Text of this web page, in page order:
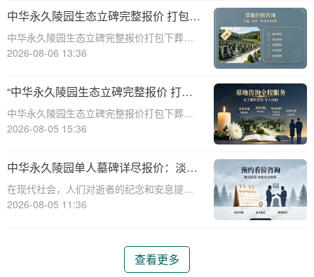
墓碑的完整报价，并解释淡季下单直降数千
元的优惠政策，帮助消费者做出明智的选
择。☎ 中华永
中华永久陵园生态立碑完整报价 打包下
葬服务同步享折扣详解
中华永久陵园生态立碑完整报价打包下葬服
务同步享折扣详解☎ 中华永久陵园电话:400-
的规划越来越重视。中华永久陵园作为国内
知名的陵园品牌，提供了一系列生
2026-08-06 13:36
“中华永久陵园生态立碑完整报价 打包
下葬服务同步享折扣：全方位福利解析
与专属优惠”
中华永久陵园生态立碑完整报价打包下葬服
务同步享折扣：全方位福利解析与专属优惠
社会，人们对生命的尊重和对逝者的缅怀方
式有了更多的选择。中华永久陵园作
2026-08-05 15:36
中华永久陵园单人墓碑详尽报价：淡季
订购享数千元优惠
在现代社会，人们对逝者的纪念和安息提出
了更高的要求。作为国内知名的陵园品牌，
久陵园多款单人墓碑的报价详情，并解读淡
2026-08-05 11:36
查看更多